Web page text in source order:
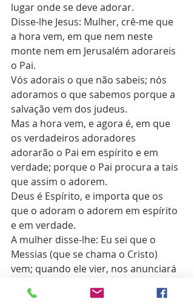
lugar onde se deve adorar.
Disse-lhe Jesus: Mulher, crê-me que
a hora vem, em que nem neste
monte nem em Jerusalém adorareis
o Pai.
Vós adorais o que não sabeis; nós
adoramos o que sabemos porque a
salvação vem dos judeus.
Mas a hora vem, e agora é, em que
os verdadeiros adoradores
adorarão o Pai em espírito e em
verdade; porque o Pai procura a tais
que assim o adorem.
Deus é Espírito, e importa que os
que o adoram o adorem em espírito
e em verdade.
A mulher disse-lhe: Eu sei que o
Messias (que se chama o Cristo)
vem; quando ele vier, nos anunciará
Jesus disse-lhe: Eu o sou, eu que falo